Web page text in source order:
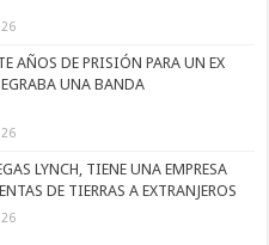
AÑOS DE PRISIÓN PARA UN EX
UNA BANDA
LYNCH, TIENE UNA EMPRESA
DE TIERRAS A EXTRANJEROS